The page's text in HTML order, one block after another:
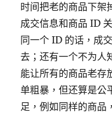
时间把老的商品下架
成交信息和商品 ID
同一个 ID 的话，成
去；还有一个不为人
能让所有的商品老存
单粗暴，但还算是公
足，例如同样的商品